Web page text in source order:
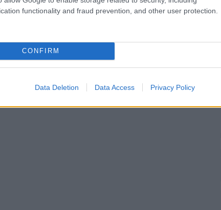
functionality and fraud prevention, and other user protection.
CONFIRM
Data Deletion Data Access Privacy Policy